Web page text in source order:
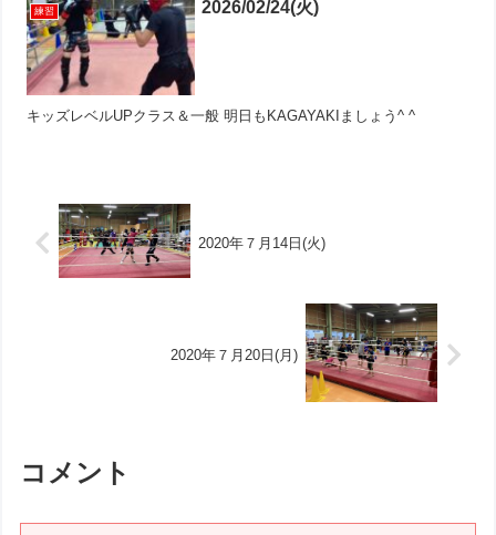
練習 2026/02/24(火)
キッズレベルUPクラス＆一般 明日もKAGAYAKIましょう^ ^
2020年７月14日(火)
2020年７月20日(月)
コメント